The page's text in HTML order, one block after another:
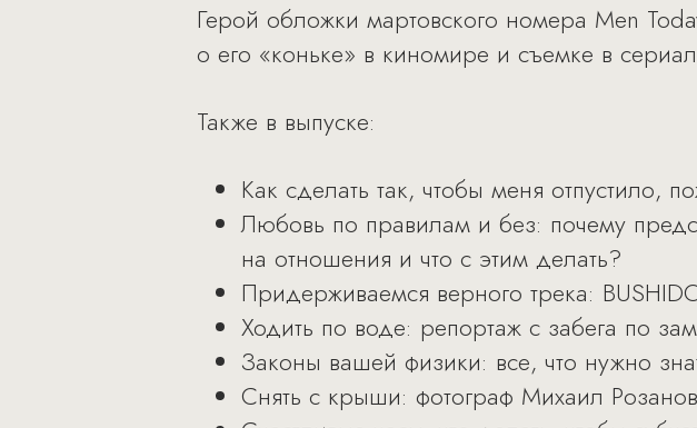
Герой обложки мартовского номера Men
о его «коньке» в киномире и съемке в
Также в выпуске:
Как сделать так, чтобы меня отпустило,
Любовь по правилам и без: почему
на отношения и что с этим делать?
Придерживаемся верного трека:
Ходить по воде: репортаж с забега по
Законы вашей физики: все, что нужно
Снять с крыши: фотограф Михаил Розанов